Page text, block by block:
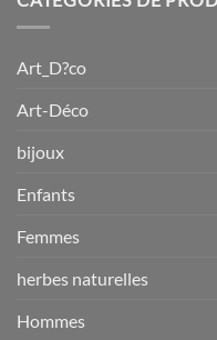
$94.11.
Art_D?co
Art-Déco
bijoux
Enfants
Femmes
herbes naturelles
Hommes